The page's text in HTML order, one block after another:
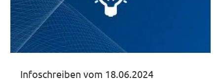
Infoschreiben vom 18.06.2024